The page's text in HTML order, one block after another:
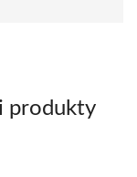
produkty